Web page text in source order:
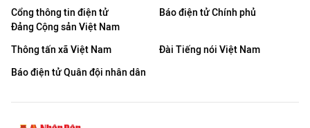
Cổng thông tin điện tử
Đảng Cộng sản Việt Nam
Báo điện tử Chính phủ
Thông tấn xã Việt Nam
Đài Tiếng nói Việt Nam
Báo điện tử Quân đội nhân dân